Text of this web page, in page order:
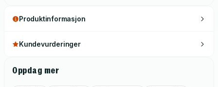
Produktinformasjon
Kundevurderinger
Oppdag mer